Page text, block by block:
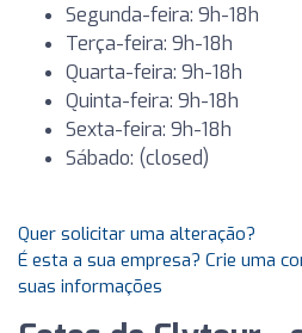
Segunda-feira: 9h-18h
Terça-feira: 9h-18h
Quarta-feira: 9h-18h
Quinta-feira: 9h-18h
Sexta-feira: 9h-18h
Sábado: (closed)
Quer solicitar uma alteração?
É esta a sua empresa? Crie uma
suas informações